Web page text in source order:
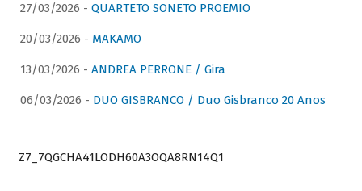
27/03/2026 - QUARTETO SONETO PROEMIO
20/03/2026 - MAKAMO
13/03/2026 - ANDREA PERRONE / Gira
06/03/2026 - DUO GISBRANCO / Duo Gisbranco 20 Anos
Z7_7QGCHA41LODH60A3OQA8RN14Q1